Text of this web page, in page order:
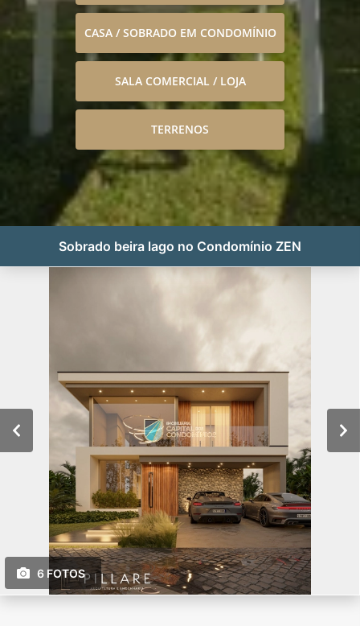
CASA / SOBRADO EM CONDOMÍNIO
SALA COMERCIAL / LOJA
TERRENOS
Sobrado beira lago no Condomínio ZEN
6 FOTOS